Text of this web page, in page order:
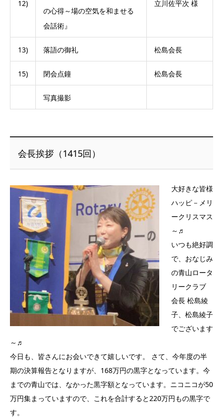
12)
の心得～場の空気を和ませる
会話術』
立川佐平次 様
13) 落語の御礼 松島会長
15) 閉会点鐘 松島会長
写真撮影
会長挨拶（1415回）
大好きな皆様
ハッピ－メリ
ークリスマス
～♬
いつも絶好調
で、おなじみ
の青山ロータ
リークラブ
会長 松島綾
子、松島綾子
でございます
～♬
今日も、皆さんにお会いできて嬉しいです。 さて、今年度の半
期の決算報告となりますが、168万円の黒字となっています。今
までの青山では、なかった黒字額となっています。ニコニコが50
万円集まっていますので、これを合計すると220万円もの黒字で
す。